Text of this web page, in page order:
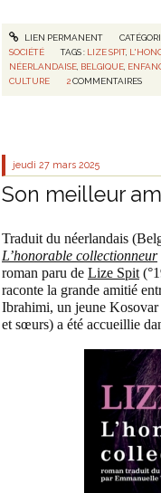
LIEN PERMANENT
SOCIÉTÉ
TAGS : LIZE SPIT,
NÉERLANDAISE BELGIQUE
CULTURE
2 COMMENTAIRES
jeudi 27 mars 2025
Son meilleur
Traduit du néerlandais
L’honorable collectionneur
roman paru de Lize Spit
raconte la grande amitié
Ibrahimi, un jeune
et sœurs) a été accueillie